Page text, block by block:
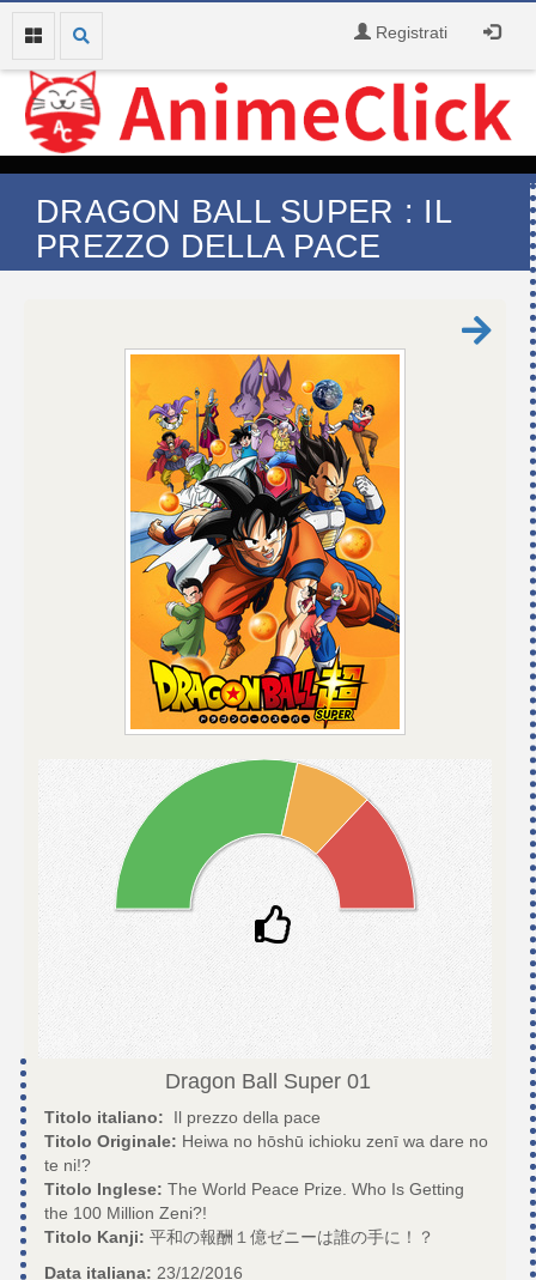
Registrati
DRAGON BALL SUPER : IL
PREZZO DELLA PACE
Dragon Ball Super 01
Titolo italiano:
Il prezzo della pace
Titolo Originale: Heiwa no hōshū ichioku zenī wa dare no
te ni!?
Titolo Inglese: The World Peace Prize. Who Is Getting
the 100 Million Zeni?!
Titolo Kanji: 平和の報酬１億ゼニーは誰の手に！？
Data italiana: 23/12/2016